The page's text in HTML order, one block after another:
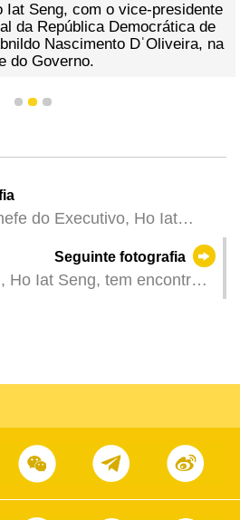
com o vice-presidente
Democrática de
DˈOliveira, na
Chefe
da
São
1 2 3
do Executivo, Ho Iat
Rui Miguêns de Oliveira, na
Seguinte fotografia
Ho Iat Seng, tem encontro